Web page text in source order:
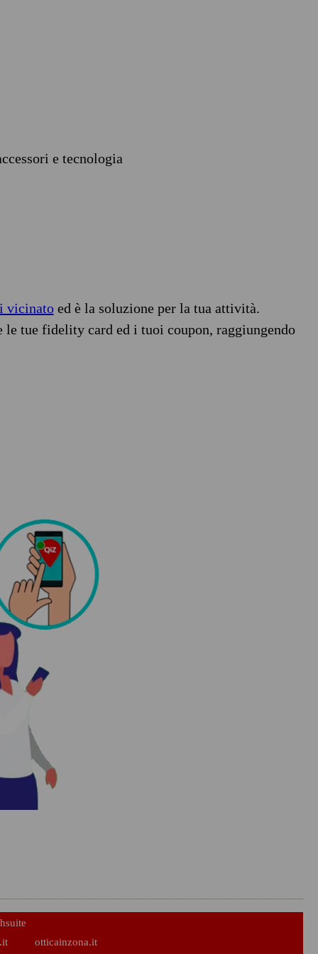
e tecnologia
vicinatoed è la soluzione per la tua attività.
tue fidelity card ed i tuoi coupon, raggiungendo
otticainzona.it